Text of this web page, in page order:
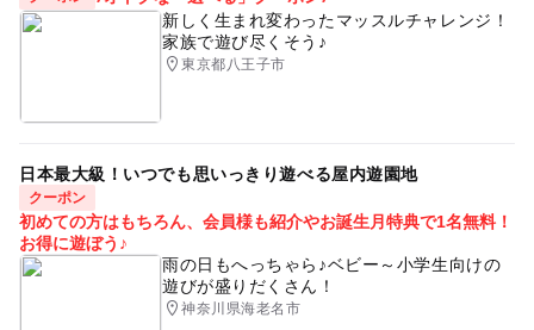
新しく生まれ変わったマッスルチャレンジ！
家族で遊び尽くそう♪
東京都八王子市
日本最大級！いつでも思いっきり遊べる屋内遊園地
クーポン
初めての方はもちろん、会員様も紹介やお誕生月特典で1名無料！
お得に遊ぼう♪
雨の日もへっちゃら♪ベビー～小学生向けの
遊びが盛りだくさん！
神奈川県海老名市